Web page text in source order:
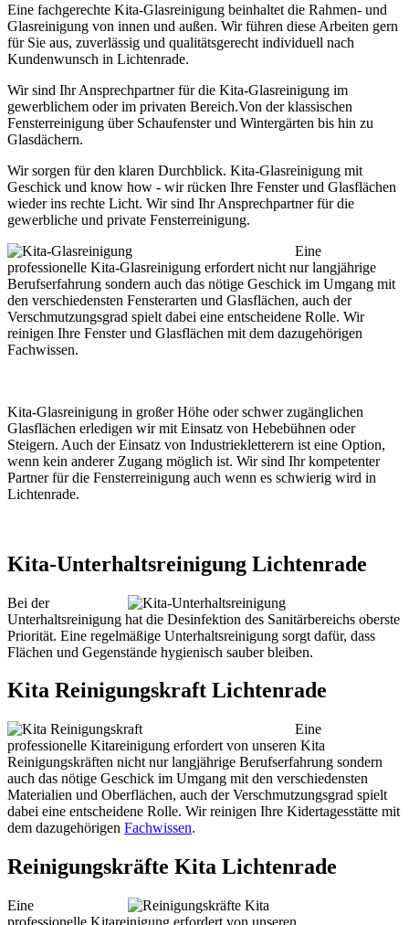
Eine fachgerechte Kita-Glasreinigung beinhaltet die Rahmen- und
Glasreinigung von innen und außen. Wir führen diese Arbeiten gern
für Sie aus, zuverlässig und qualitätsgerecht individuell nach
Kundenwunsch in Lichtenrade.
Wir sind Ihr Ansprechpartner für die Kita-Glasreinigung im
gewerblichem oder im privaten Bereich.Von der klassischen
Fensterreinigung über Schaufenster und Wintergärten bis hin zu
Glasdächern.
Wir sorgen für den klaren Durchblick. Kita-Glasreinigung mit
Geschick und know how - wir rücken Ihre Fenster und Glasflächen
wieder ins rechte Licht. Wir sind Ihr Ansprechpartner für die
gewerbliche und private Fensterreinigung.
Eine
professionelle Kita-Glasreinigung erfordert nicht nur langjährige
Berufserfahrung sondern auch das nötige Geschick im Umgang mit
den verschiedensten Fensterarten und Glasflächen, auch der
Verschmutzungsgrad spielt dabei eine entscheidene Rolle. Wir
reinigen Ihre Fenster und Glasflächen mit dem dazugehörigen
Fachwissen.
Kita-Glasreinigung in großer Höhe oder schwer zugänglichen
Glasflächen erledigen wir mit Einsatz von Hebebühnen oder
Steigern. Auch der Einsatz von Industriekletterern ist eine Option,
wenn kein anderer Zugang möglich ist. Wir sind Ihr kompetenter
Partner für die Fensterreinigung auch wenn es schwierig wird in
Lichtenrade.
Kita-Unterhaltsreinigung Lichtenrade
Bei der
Unterhaltsreinigung hat die Desinfektion des Sanitärbereichs oberste
Priorität. Eine regelmäßige Unterhaltsreinigung sorgt dafür, dass
Flächen und Gegenstände hygienisch sauber bleiben.
Kita Reinigungskraft Lichtenrade
Eine
professionelle Kitareinigung erfordert von unseren Kita
Reinigungskräften nicht nur langjährige Berufserfahrung sondern
auch das nötige Geschick im Umgang mit den verschiedensten
Materialien und Oberflächen, auch der Verschmutzungsgrad spielt
dabei eine entscheidene Rolle. Wir reinigen Ihre Kidertagesstätte mit
dem dazugehörigen Fachwissen.
Reinigungskräfte Kita Lichtenrade
Eine